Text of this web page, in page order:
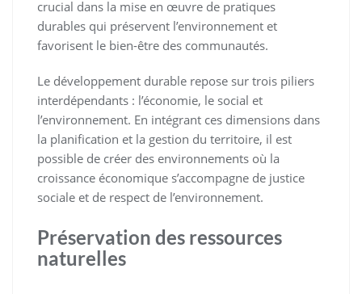
crucial dans la mise en œuvre de pratiques
durables qui préservent l’environnement et
favorisent le bien-être des communautés.
Le développement durable repose sur trois piliers
interdépendants : l’économie, le social et
l’environnement. En intégrant ces dimensions dans
la planification et la gestion du territoire, il est
possible de créer des environnements où la
croissance économique s’accompagne de justice
sociale et de respect de l’environnement.
Préservation des ressources
naturelles